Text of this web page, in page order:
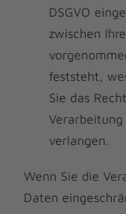
DSGVO
zwischen
feststeht,
Sie das
Verarbeitung
verlangen.
Wenn Sie die
Daten